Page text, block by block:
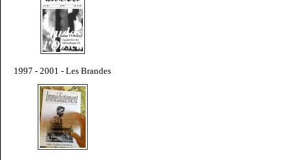
1997 - 2001 - Les Brandes